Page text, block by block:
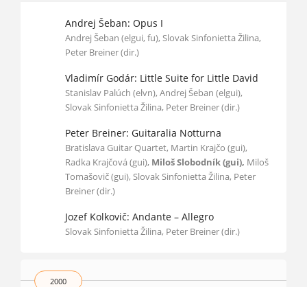
Andrej Šeban: Opus I
Andrej Šeban (elgui, fu), Slovak Sinfonietta Žilina,
Peter Breiner (dir.)
Vladimír Godár: Little Suite for Little David
Stanislav Palúch (elvn), Andrej Šeban (elgui),
Slovak Sinfonietta Žilina, Peter Breiner (dir.)
Peter Breiner: Guitaralia Notturna
Bratislava Guitar Quartet, Martin Krajčo (gui),
Radka Krajčová (gui), Miloš Slobodník (gui), Miloš
Tomašovič (gui), Slovak Sinfonietta Žilina, Peter
Breiner (dir.)
Jozef Kolkovič: Andante – Allegro
Slovak Sinfonietta Žilina, Peter Breiner (dir.)
2000